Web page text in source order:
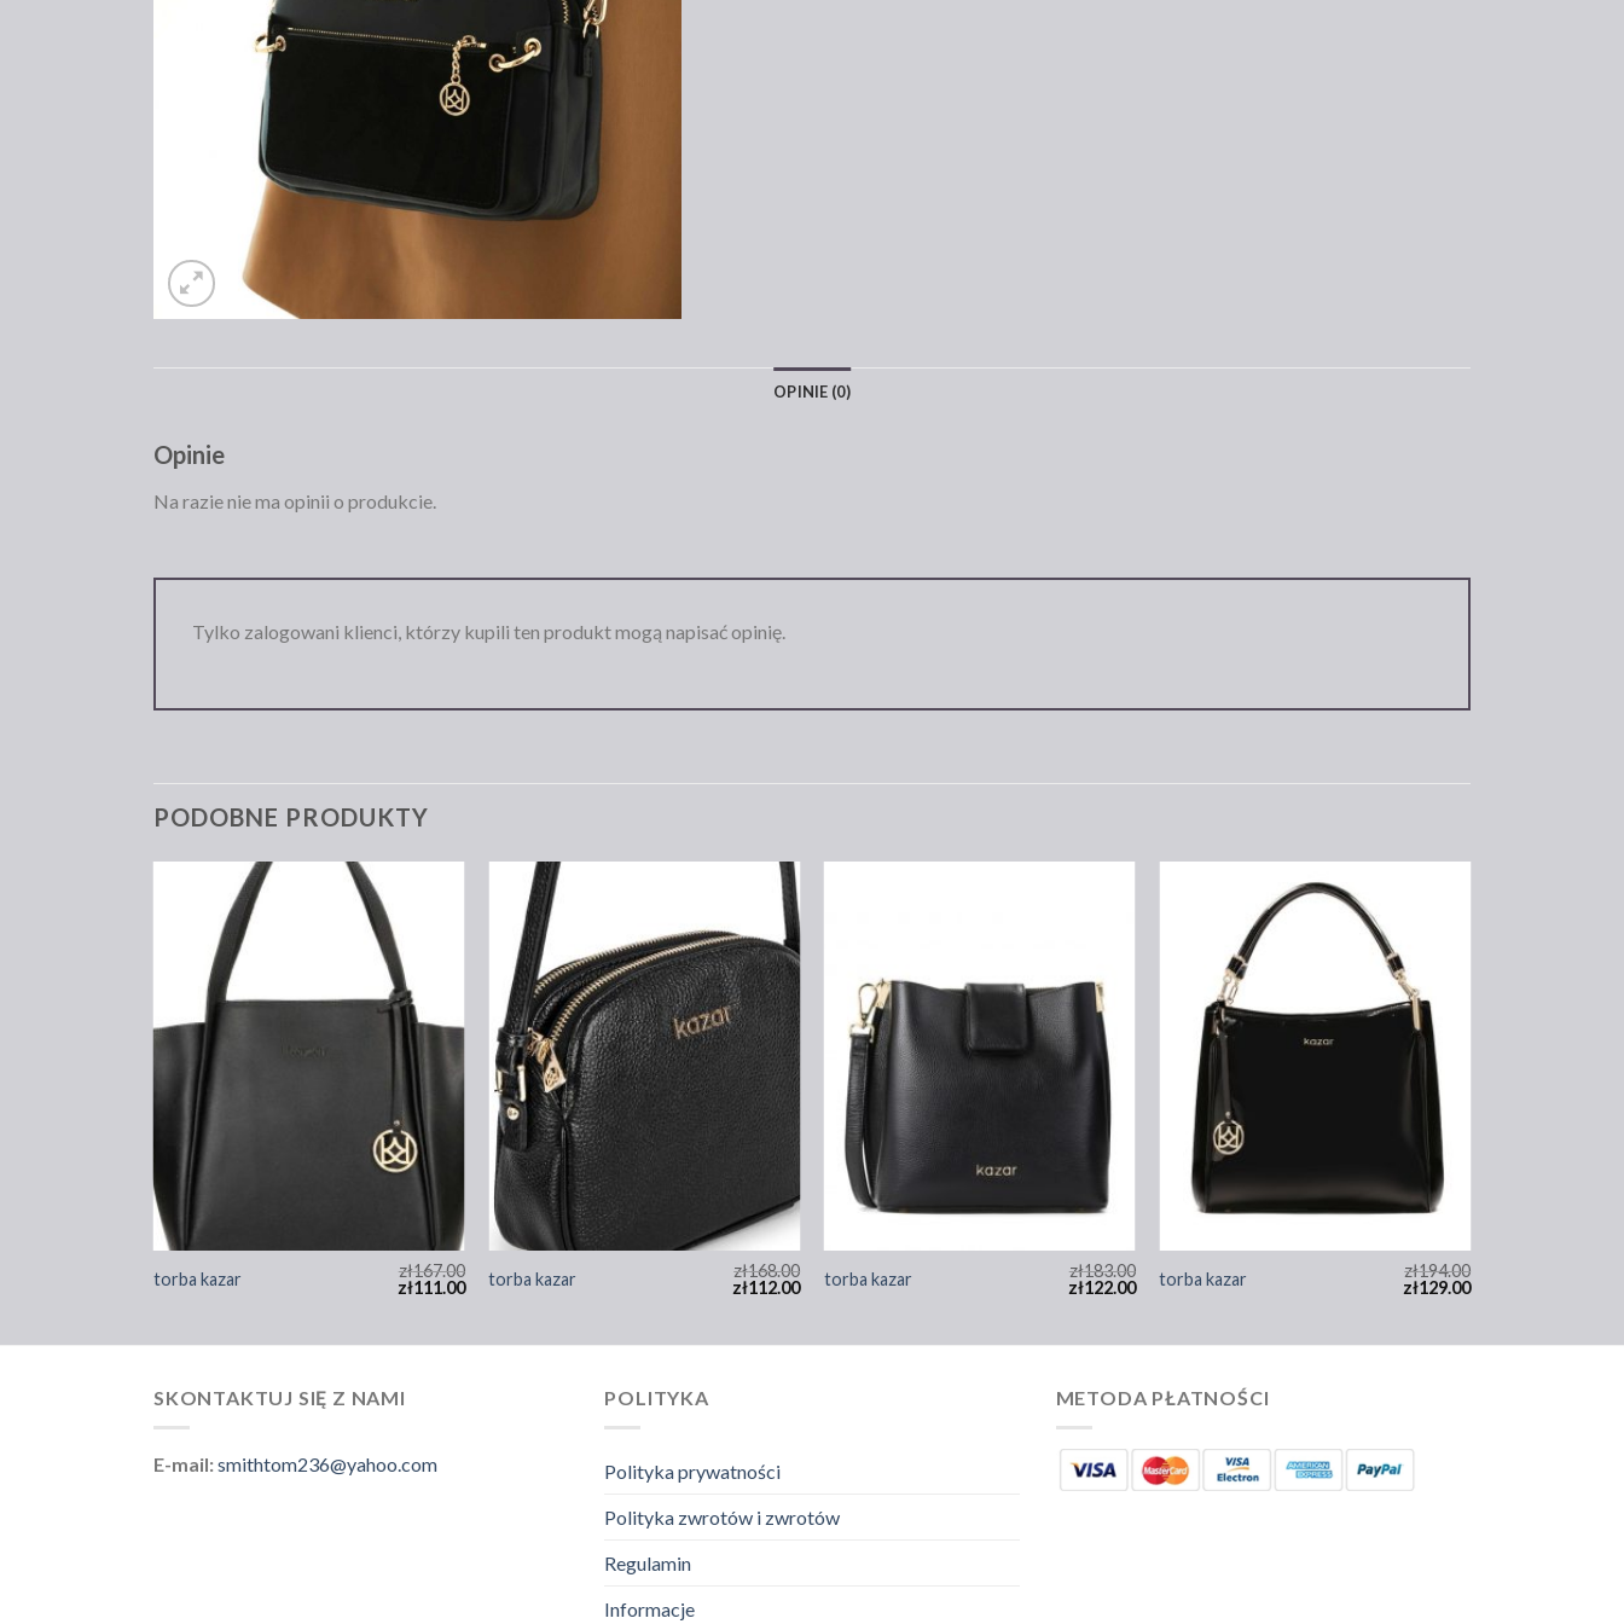
OPINIE (0)
Opinie
Na razie nie ma opinii o produkcie.
Tylko zalogowani klienci, którzy kupili ten produkt mogą napisać opinię.
PODOBNE PRODUKTY
torba kazar zł167.00
zł111.00 torba kazar zł168.00
zł112.00 torba kazar zł183.00
zł122.00 torba kazar zł194.00
zł129.00
SKONTAKTUJ SIĘ Z NAMI
E-mail:smithtom236@yahoo.com
POLITYKA
Polityka prywatności
Polityka zwrotów i zwrotów
Regulamin
Informacje
METODA PŁATNOŚCI